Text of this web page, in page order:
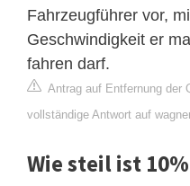
Fahrzeugführer vor,
Geschwindigkeit er
fahren darf.
Antrag auf Entfernung der
vollständige Antwort auf
Wie steil ist